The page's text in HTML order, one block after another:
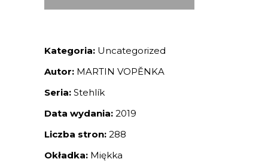
Kategoria: Uncategorized
Autor: MARTIN VOPĚNKA
Seria: Stehlík
Data wydania: 2019
Liczba stron: 288
Okładka: Miękka